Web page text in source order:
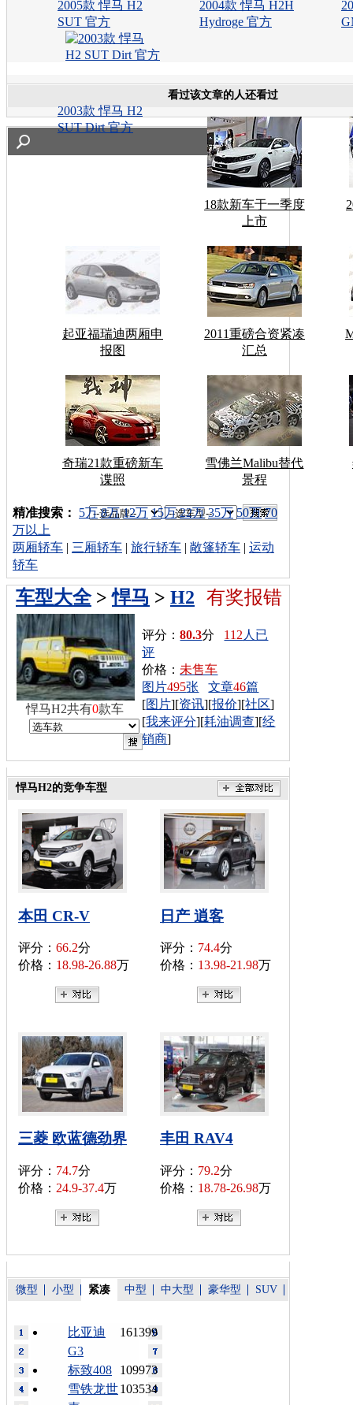
2005款 悍马 H2
SUT 官方
2004款 悍马 H2H
Hydroge 官方
2003款 悍马 H2
SUT Dirt 官方
看过该文章的人还看过
18款新车于一季度
上市
起亚福瑞迪两厢申
报图
2011重磅合资紧凑
汇总
奇瑞21款重磅新车
谍照
雪佛兰Malibu替代
景程
车型搜索：
精准搜索： 5万 8万 12万 15万 22万 35万 50万 70
万以上
两厢轿车 | 三厢轿车 | 旅行轿车 | 敞篷轿车 | 运动
轿车
有奖报错
车型大全>悍马 > H2
评分：80.3分 112 人已
评
价格： 未售车
图片495张 文章46篇
[图片][资讯][报价][社区]
[我来评分][耗油调查][经
销商]
悍马H2共有0款车
悍马H2的竞争车型
本田 CR-V
评分： 66.2分
价格： 18.98-26.88万
日产 逍客
评分： 74.4分
价格： 13.98-21.98万
三菱 欧蓝德劲界
评分： 74.7分
价格： 24.9-37.4万
丰田 RAV4
评分： 79.2分
价格： 18.78-26.98万
微型 小型 紧凑 中型 中大型 豪华型 SUV
161399
比亚迪
G3
109973
标致408
103534
雪铁龙世